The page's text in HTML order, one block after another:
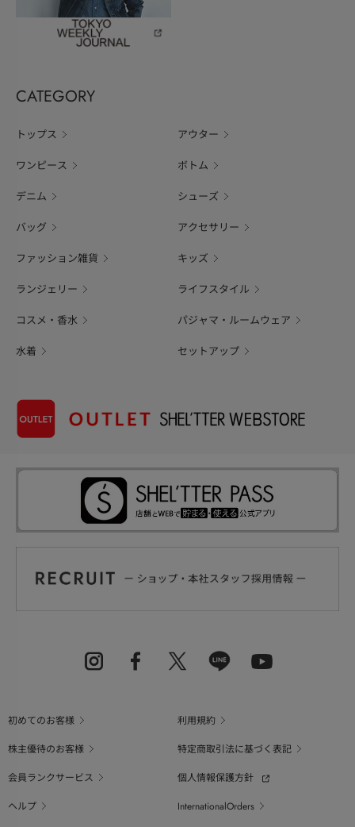
CATEGORY
トップス アウター
ワンピース ボトム
デニム シューズ
バッグ アクセサリー
ファッション雑貨 キッズ
ランジェリー ライフスタイル
コスメ・香水 パジャマ・ルームウェア
水着 セットアップ
初めてのお客様
利用規約
株主優待のお客様
特定商取引法に基づく表記
会員ランクサービス
個人情報保護方針
ヘルプ
InternationalOrders